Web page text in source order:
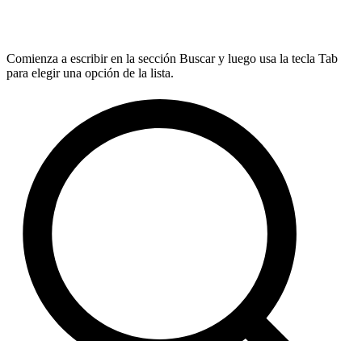
Comienza a escribir en la sección Buscar y luego usa la tecla Tab
para elegir una opción de la lista.